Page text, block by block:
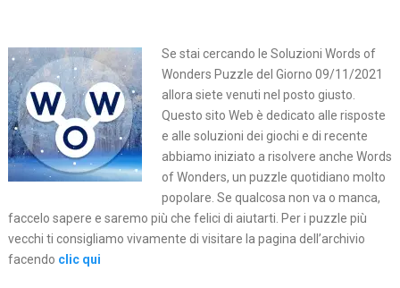
Se stai cercando le Soluzioni Words of
Wonders Puzzle del Giorno 09/11/2021
allora siete venuti nel posto giusto.
Questo sito Web è dedicato alle risposte
e alle soluzioni dei giochi e di recente
abbiamo iniziato a risolvere anche Words
of Wonders, un puzzle quotidiano molto
popolare. Se qualcosa non va o manca,
faccelo sapere e saremo più che felici di aiutarti. Per i puzzle più
vecchi ti consigliamo vivamente di visitare la pagina dell’archivio
facendo clic qui